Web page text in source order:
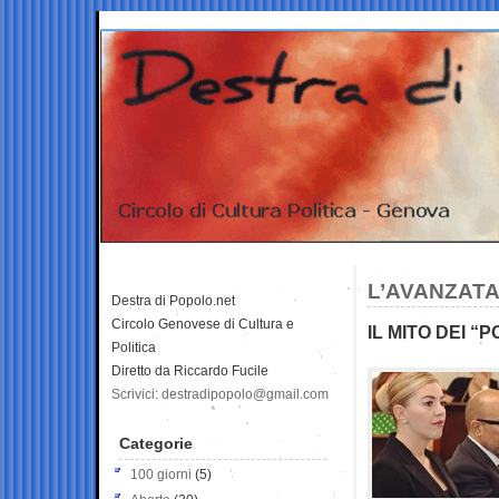
IL MITO DEI
Destra di Popolo.net
Circolo Genovese di Cultura e
Politica
Diretto da Riccardo Fucile
Scrivici: destradipopolo@gmail.com
Categorie
100 giorni (5)